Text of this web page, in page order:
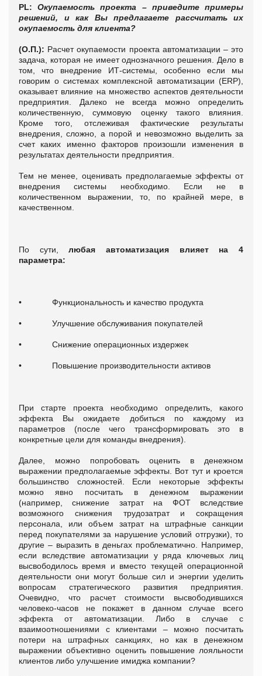
PL:
Окупаемость проекта – приведите примеры
решений, и как Вы предлагаете рассчитать их
окупаемость для клиента?
(О.П.): Расчет окупаемости проекта автоматизации – это
задача, которая не имеет однозначного решения. Дело в
том, что внедрение ИТ-системы, особенно если мы
говорим о системах комплексной автоматизации (ERP),
оказывает влияние на множество аспектов деятельности
предприятия. Далеко не всегда можно определить
количественную, суммовую оценку такого влияния.
Кроме того, отслеживая фактические результаты
внедрения, сложно, а порой и невозможно выделить за
счет каких именно факторов произошли изменения в
результатах деятельности предприятия.
Тем не менее, оценивать предполагаемые эффекты от
внедрения системы необходимо. Если не в
количественном выражении, то, по крайней мере, в
качественном.
По сути,любая автоматизация влияет на 4
параметра:
• Функциональность и качество продукта
• Улучшение обслуживания покупателей
• Снижение операционных издержек
• Повышение производительности активов
При старте проекта необходимо определить, какого
эффекта Вы ожидаете добиться по каждому из
параметров (после чего трансформировать это в
конкретные цели для команды внедрения).
Далее, можно попробовать оценить в денежном
выражении предполагаемые эффекты. Вот тут и кроется
большинство сложностей. Если некоторые эффекты
можно явно посчитать в денежном выражении
(например, снижение затрат на ФОТ вследствие
возможного снижения трудозатрат и сокращения
персонала, или объем затрат на штрафные санкции
перед покупателями за нарушение условий отгрузки), то
другие – выразить в деньгах проблематично. Например,
если вследствие автоматизации у ряда ключевых лиц
высвободилось время и вместо текущей операционной
деятельности они могут больше сил и энергии уделить
вопросам стратегического развития предприятия.
Очевидно, что расчет стоимости высвободившихся
человеко-часов не покажет в данном случае всего
эффекта от автоматизации. Либо в случае с
взаимоотношениями с клиентами – можно посчитать
потери на штрафных санкциях, но как в денежном
выражении объективно оценить повышение лояльности
клиентов либо улучшение имиджа компании?